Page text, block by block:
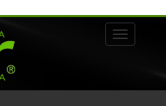
Alternar